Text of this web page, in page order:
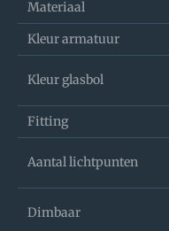
Materiaal
Kleur armatuur
Kleur glasbol
Fitting
Aantal lichtpunten
Dimbaar